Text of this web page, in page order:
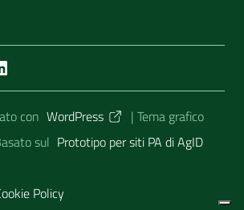
Utili
con WordPress | Tema grafico
sul Prototipo per siti PA di AgID
Policy